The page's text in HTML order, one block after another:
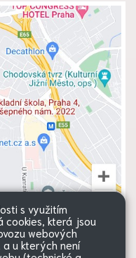
s využitím
cookies, která jsou
webových
u kterých není